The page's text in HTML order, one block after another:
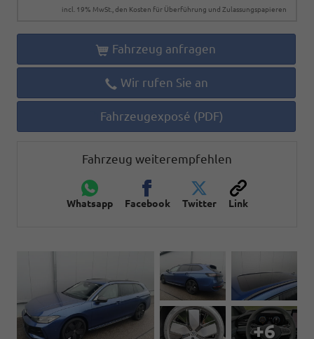
incl. 19% MwSt., den Kosten für Überführung und Zulassungspapieren
Fahrzeug anfragen
Wir rufen Sie an
Fahrzeugexposé (PDF)
Fahrzeug weiterempfehlen
Whatsapp Facebook Twitter Link
+6